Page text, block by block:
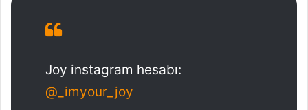
Joy instagram hesabı:
@_imyour_joy